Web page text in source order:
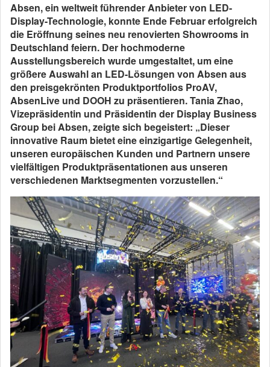
Absen, ein weltweit führender Anbieter von LED-
Display-Technologie, konnte Ende Februar erfolgreich
die Eröffnung seines neu renovierten Showrooms in
Deutschland feiern. Der hochmoderne
Ausstellungsbereich wurde umgestaltet, um eine
größere Auswahl an LED-Lösungen von Absen aus
den preisgekrönten Produktportfolios ProAV,
AbsenLive und DOOH zu präsentieren. Tania Zhao,
Vizepräsidentin und Präsidentin der Display Business
Group bei Absen, zeigte sich begeistert: „Dieser
innovative Raum bietet eine einzigartige Gelegenheit,
unseren europäischen Kunden und Partnern unsere
vielfältigen Produktpräsentationen aus unseren
verschiedenen Marktsegmenten vorzustellen.“